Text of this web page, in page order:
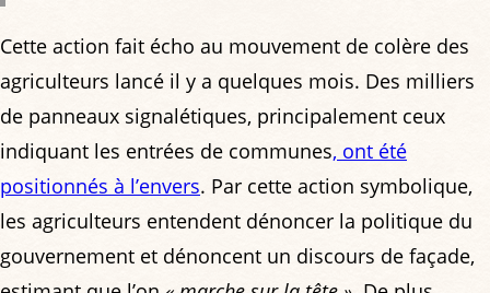
Cette action fait écho au mouvement de colère des
agriculteurs lancé il y a quelques mois. Des milliers
de panneaux signalétiques, principalement ceux
indiquant les entrées de communes, ont été
positionnés à l’envers. Par cette action symbolique,
les agriculteurs entendent dénoncer la politique du
gouvernement et dénoncent un discours de façade,